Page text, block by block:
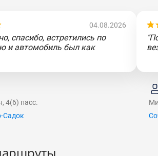
04.08.2026
спасибо, встретились по
и автомобиль был как
4(6) пасс.
Садок